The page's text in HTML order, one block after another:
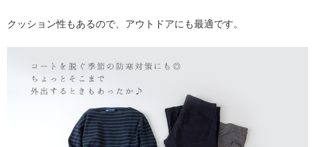
クッション性もあるので、アウトドアにも最適です。